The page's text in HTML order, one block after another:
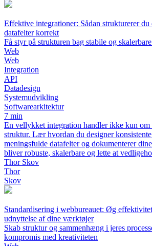
Effektive integrationer: Sådan strukturerer du
datafelter korrekt
Få styr på strukturen bag stabile og
Web
Web
Integration
API
Datadesign
Systemudvikling
Softwarearkitektur
7 min
En vellykket integration handler ikke kun
struktur. Lær hvordan du designer
meningsfulde datafelter og dokumenterer
bliver robuste, skalerbare og lette at
Thor Skov
Thor
Skov
Standardisering i webbureauet: Øg
udnyttelse af dine værktøjer
Skab struktur og sammenhæng i jeres
kompromis med kreativiteten